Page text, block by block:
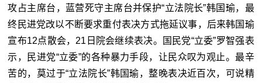
攻占主席台，蓝营死守主席台并保护“立法院长”韩国瑜，最
终民进党改以不断要求重付表决方式拖延议事，后来韩国瑜
宣布12点散会，21日院会继续表决。国民党“立委”罗智强表
示，民进党“立委”的各种暴力手段，让民众叹为观止。最辛
苦的，莫过于“立法院长”韩国瑜，整晚表决近百次，可说精